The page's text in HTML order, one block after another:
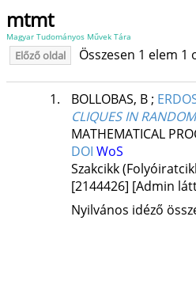
mtmt
Magyar Tudományos Művek Tára
Előző oldal Összesen 1 elem 1
1. BOLLOBAS, B;
CLIQUES IN
MATHEMATICAL
DOI WoS
Szakcikk
[2144426] [Admin
Nyilvános idéző